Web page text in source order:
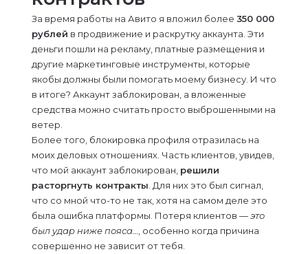
За время работы на Авито я вложил более 350 000
рублей в продвижение и раскрутку аккаунта. Эти
деньги пошли на рекламу, платные размещения и
другие маркетинговые инструменты, которые
якобы должны были помогать моему бизнесу. И что
в итоге? Аккаунт заблокирован, а вложенные
средства можно считать просто выброшенными на
ветер.
Более того, блокировка профиля отразилась на
моих деловых отношениях. Часть клиентов, увидев,
что мой аккаунт заблокирован, решили
расторгнуть контракты . Для них это был сигнал,
что со мной что-то не так, хотя на самом деле это
была ошибка платформы. Потеря клиентов —это
был удар ниже пояса…
, особенно когда причина
совершенно не зависит от тебя.